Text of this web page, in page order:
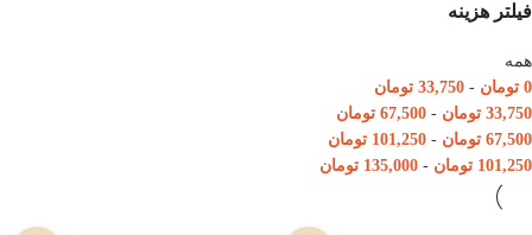
فیلتر هزینه
همه
0 تومان -
33,750 تومان
33,750 تومان -
67,500 تومان
67,500 تومان -
101,250 تومان
101,250 تومان -
135,000 تومان